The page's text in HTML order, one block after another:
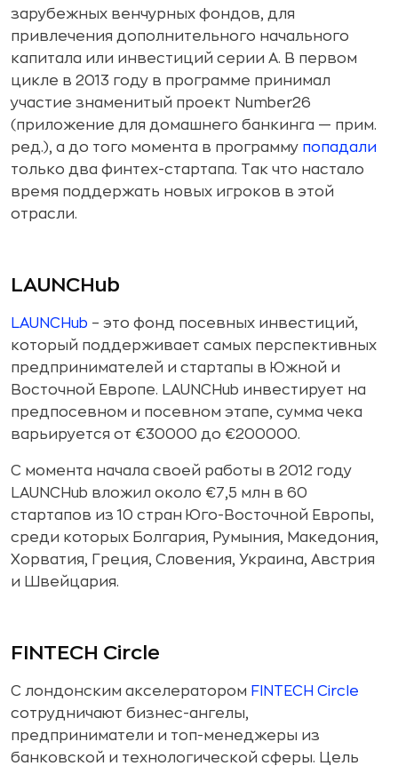
зарубежных венчурных фондов, для
привлечения дополнительного начального
капитала или инвестиций серии A. В первом
цикле в 2013 году в программе принимал
участие знаменитый проект Number26
(приложение для домашнего банкинга — прим.
ред.), а до того момента в программу попадали
только два финтех-стартапа. Так что настало
время поддержать новых игроков в этой
отрасли.
LAUNCHub
LAUNCHub – это фонд посевных инвестиций,
который поддерживает самых перспективных
предпринимателей и стартапы в Южной и
Восточной Европе. LAUNCHub инвестирует на
предпосевном и посевном этапе, сумма чека
варьируется от €30000 до €200000.
С момента начала своей работы в 2012 году
LAUNCHub вложил около €7,5 млн в 60
стартапов из 10 стран Юго-Восточной Европы,
среди которых Болгария, Румыния, Македония,
Хорватия, Греция, Словения, Украина, Австрия
и Швейцария.
FINTECH Circle
С лондонским акселератором FINTECH Circle
сотрудничают бизнес-ангелы,
предприниматели и топ-менеджеры из
банковской и технологической сферы. Цель